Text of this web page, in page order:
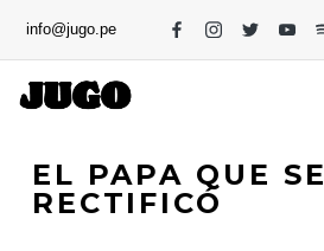
info@jugo.pe
EL PAPA QUE SE
RECTIFICÓ